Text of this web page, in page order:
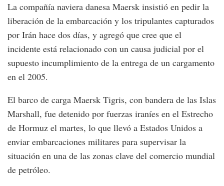
La compañía naviera danesa Maersk insistió en pedir la
liberación de la embarcación y los tripulantes capturados
por Irán hace dos días, y agregó que cree que el
incidente está relacionado con un causa judicial por el
supuesto incumplimiento de la entrega de un cargamento
en el 2005.
El barco de carga Maersk Tigris, con bandera de las Islas
Marshall, fue detenido por fuerzas iraníes en el Estrecho
de Hormuz el martes, lo que llevó a Estados Unidos a
enviar embarcaciones militares para supervisar la
situación en una de las zonas clave del comercio mundial
de petróleo.